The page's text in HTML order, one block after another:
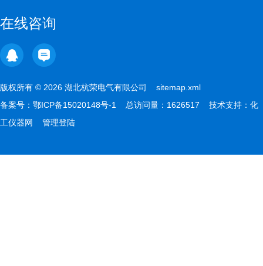
在线咨询
版权所有 © 2026 湖北杭荣电气有限公司 sitemap.xml
备案号： 鄂ICP备15020148号-1 总访问量：1626517 技术支持： 化
工仪器网
管理登陆